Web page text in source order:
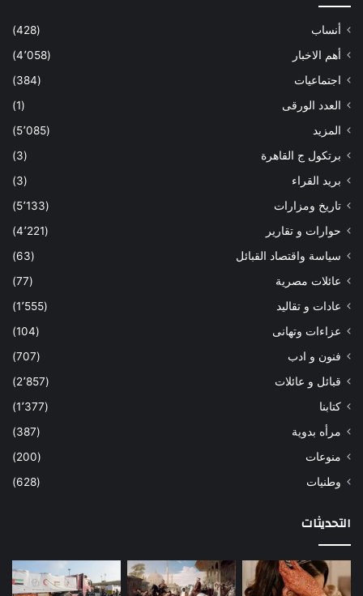
أنساب
(428)
أهم الاخبار
(4٬058)
اجتماعيات
(384)
العدد الورقى
(1)
المزيد
(5٬085)
برتكول ج القاهرة
(3)
بريد القراء
(3)
تاريخ ومزارات
(5٬133)
حوارات و تقارير
(4٬221)
سياسة واقتصاد القبائل
(63)
عائلات مصرية
(77)
عادات و تقاليد
(1٬555)
عزاءات وتهانى
(104)
فنون و ادب
(707)
قبائل و عائلات
(2٬857)
كتابنا
(1٬377)
مرأه بدوية
(387)
منوعات
(200)
وطنيات
(628)
التحديثات